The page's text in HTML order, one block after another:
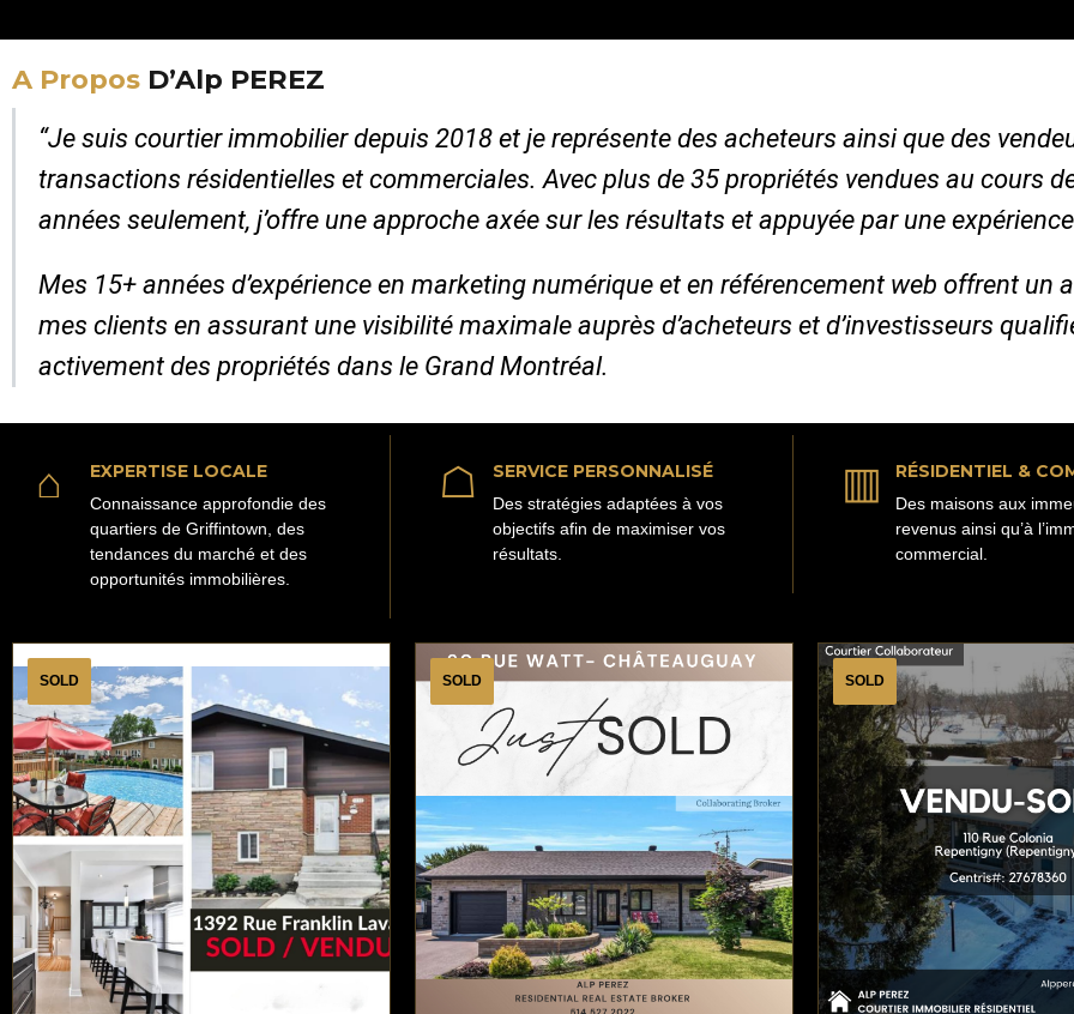
A Propos D’Alp PEREZ
“Je suis courtier immobilier depuis 2018 et je représente des acheteurs ainsi que des
transactions résidentielles et commerciales. Avec plus de 35 propriétés vendues au cours
années seulement, j’offre une approche axée sur les résultats et appuyée par une
Mes 15+ années d’expérience en marketing numérique et en référencement web offrent un
mes clients en assurant une visibilité maximale auprès d’acheteurs et d’investisseurs
activement des propriétés dans le Grand Montréal.
⌂ EXPERTISE LOCALE
Connaissance approfondie des
quartiers de Griffintown, des
tendances du marché et des
opportunités immobilières.
☖ SERVICE PERSONNALISÉ
Des stratégies adaptées à vos
objectifs afin de maximiser vos
résultats.
▥ RÉSIDENTIEL &
Des maisons aux
revenus ainsi qu’à
commercial.
SOLD SOLD SOLD